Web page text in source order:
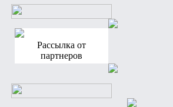
Рассылка от
партнеров